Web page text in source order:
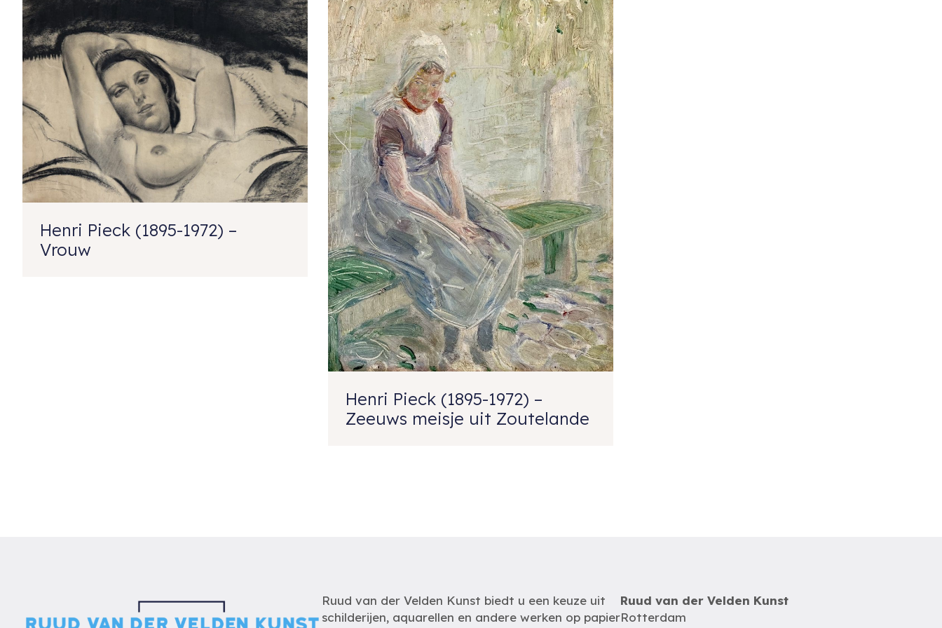
Henri Pieck (1895-1972) –
Vrouw
Henri Pieck (1895-1972) –
Zeeuws meisje uit Zoutelande
Ruud van der Velden Kunst biedt u een keuze uit
schilderijen, aquarellen en andere werken op papier
Ruud van der Velden Kunst
Rotterdam